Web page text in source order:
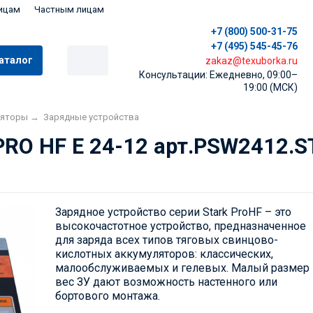
Частным лицам
+7 (800) 500-31-75
+7 (495) 545-45-76
zakaz@texuborka.ru
Консультации: Ежедневно, 09:00–
19:00 (МСК)
→ Зарядные устройства
HF E 24-12
Зарядное устройство серии Stark ProHF – это
высокочастотное устройство, предназначенное
для заряда всех типов тяговых свинцово-
кислотных аккумуляторов: классических,
малообслуживаемых и гелевых. Малый размер
вес ЗУ дают возможность настенного или
бортового монтажа.